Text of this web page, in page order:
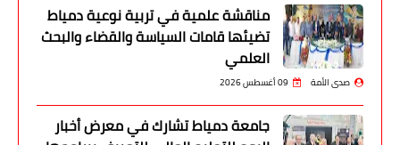
مناقشة علمية في تربية نوعية دمياط
تضيئها قامات السياسة والقضاء والبحث
العلمي
صدى الأمة 09 أغسطس 2026
جامعة دمياط تشارك في معرض أخبار